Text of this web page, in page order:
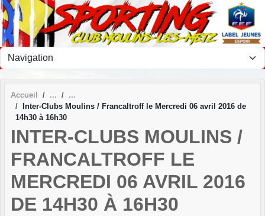
Accueil
Inter-Clubs Moulins / Francaltroff le Mercredi 06 avril 2016 de
14h30 à 16h30
INTER-CLUBS MOULINS /
FRANCALTROFF LE
MERCREDI 06 AVRIL 2016
DE 14H30 À 16H30
Panneau de gestion des cookies